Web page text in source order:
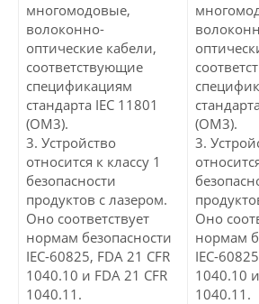
многомодовые,
волоконно-
оптические кабели,
соответствующие
спецификациям
стандарта IEC 11801
(OM3).
3. Устройство
относится к классу 1
безопасности
продуктов с лазером.
Оно соответствует
нормам безопасности
IEC-60825, FDA 21 CFR
1040.10 и FDA 21 CFR
1040.11.
(OM3).
3.
Оно
нормам
IEC-
1040.10
1040.11.